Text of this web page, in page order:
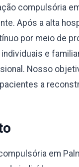
compulsória
Após a alta
por meio de
e
Nosso
a
em